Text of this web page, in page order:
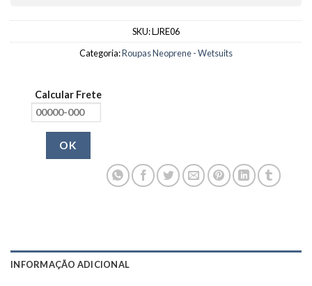
SKU:LJRE06
Categoria:Roupas Neoprene - Wetsuits
Calcular Frete
OK
INFORMAÇÃO ADICIONAL